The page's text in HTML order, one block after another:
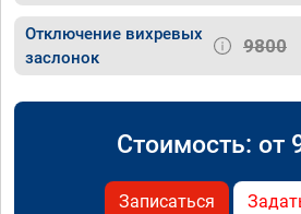
Отключение вихревых
заслонок
9800
Стоимость: от
Записаться